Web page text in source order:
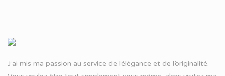
J’ai mis ma passion au service de l’élégance et de l’originalité.